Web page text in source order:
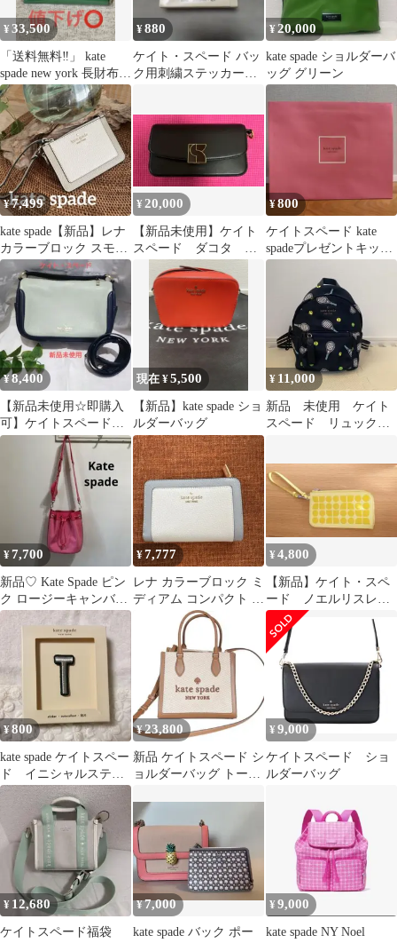
¥33,500
「送料無料‼️」 kate
spade new york 長財布
「値段交渉⭕」
¥880
ケイト・スペード バッ
ク用刺繍ステッカー
¥20,000
kate spade ショルダーバ
ッグ グリーン
¥7,499
kate spade【新品】レナ
カラーブロック スモー
ルカードフォルダー
¥20,000
【新品未使用】ケイト
スペード ダコタ ミ
ディアムコンバーチブ
ルショルダーバッグ
¥800
ケイトスペード kate
spadeプレゼントキット
紙袋
¥8,400
【新品未使用☆即購入
可】ケイトスペード
ハンドバッグ 2WAY
現在 ¥5,500
【新品】kate spade ショ
ルダーバッグ
¥ 11,000
新品 未使用 ケイト
スペード リュック
¥7,700
新品♡ Kate Spade ピン
ク ロージーキャンバス
バケットバッグ
¥7,777
レナ カラーブロック ミ
ディアム コンパクト バ
イフォールド ウォレッ
¥4,800
【新品】ケイト・スペ
ード ノエルリスレッ
ト カードケース
¥800
kate spade ケイトスペー
ド イニシャルステッ
カー ワッペン
¥23,800
新品 ケイトスペード シ
ョルダーバッグ トート
レッド
¥ 9,000
ケイトスペード ショ
ルダーバッグ
¥ 12,680
ケイトスペード福袋
¥7,000
kate spade バック ポー
¥9,000
kate spade NY Noel